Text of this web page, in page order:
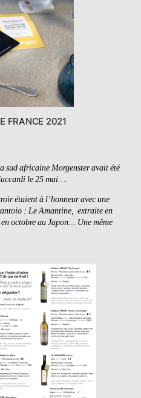
FRANCE 2021
sud africaine Morgenster avait été
le 25 mai….
étaient à l’honneur avec une
: Le Amantine, extraite en
octobre au Japon… Une même